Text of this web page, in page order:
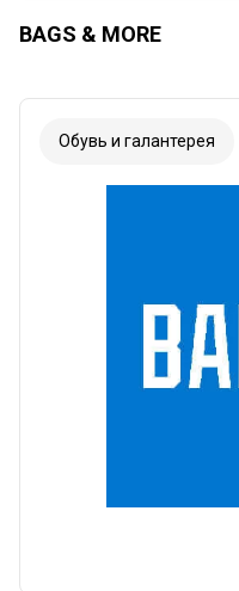
BAGS & MORE
Обувь и галантерея